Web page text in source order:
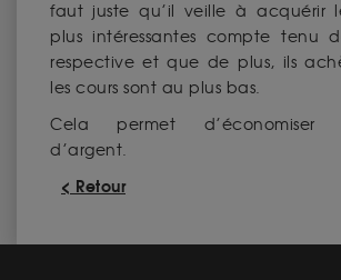
faut juste qu’il veille à acquérir
plus intéressantes compte tenu
respective et que de plus, ils
les cours sont au plus bas.
Cela permet d’économiser
d’argent.
< Retour